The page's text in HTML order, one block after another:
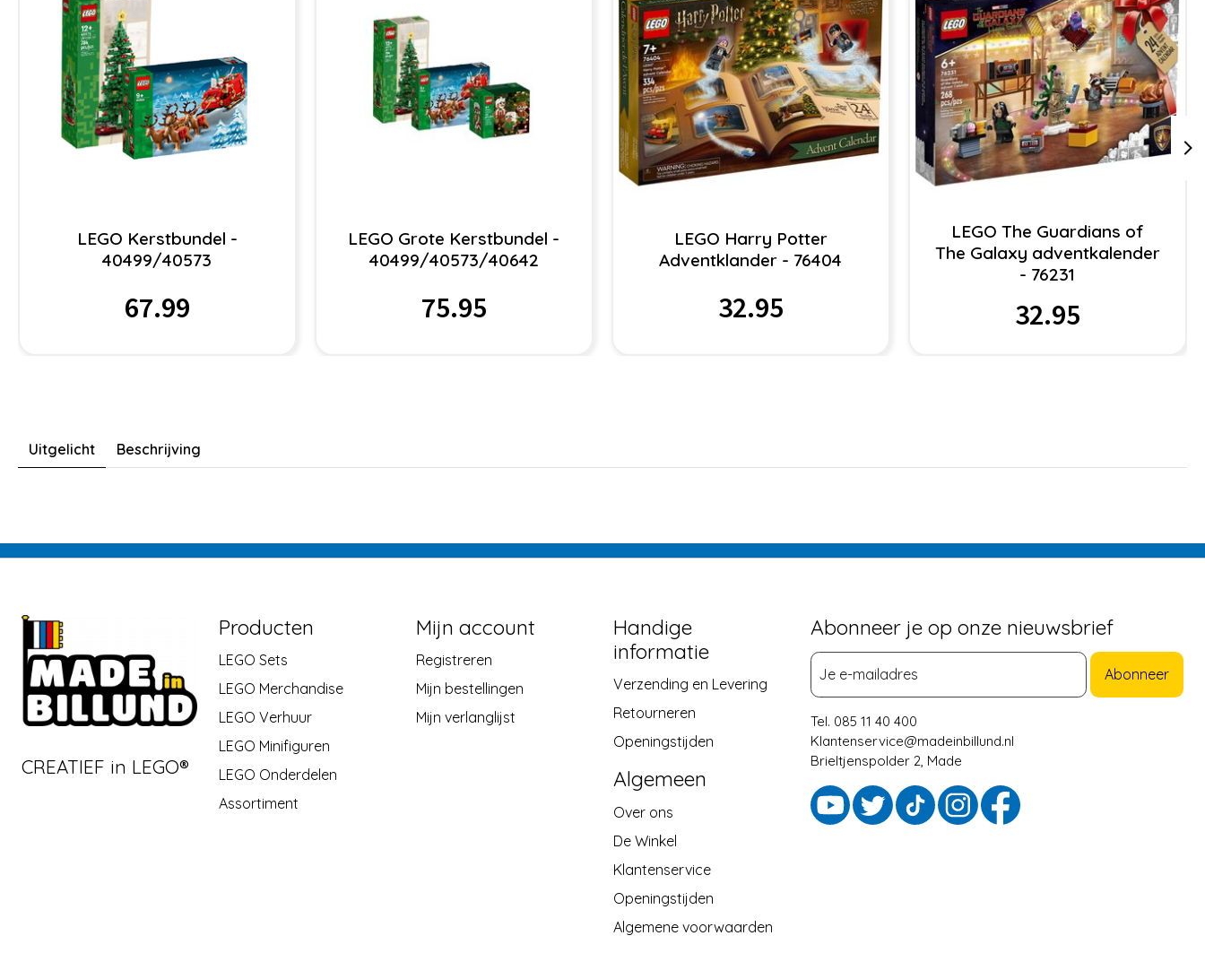
LEGO Kerstbundel -
40499/40573
67.99
LEGO Grote Kerstbundel -
40499/40573/40642
75.95
LEGO Harry Potter
Adventklander - 76404
32.95
LEGO The Guardians of
The Galaxy adventkalender
- 76231
32.95
Uitgelicht Beschrijving
CREATIEF in LEGO®
Producten
LEGO Sets
LEGO Merchandise
LEGO Verhuur
LEGO Minifiguren
LEGO Onderdelen
Assortiment
Mijn account
Registreren
Mijn bestellingen
Mijn verlanglijst
Handige
informatie
Verzending en Levering
Retourneren
Openingstijden
Algemeen
Over ons
De Winkel
Klantenservice
Openingstijden
Algemene voorwaarden
Abonneer je op onze nieuwsbrief
Abonneer
Tel. 085 11 40 400
Klantenservice@madeinbillund.nl
Brieltjenspolder 2, Made